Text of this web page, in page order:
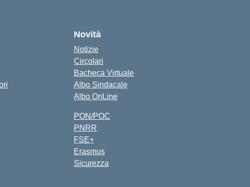
Novità
Notizie
Circolari
Bacheca Virtuale
Albo Sindacale
Albo OnLine
PON/POC
PNRR
FSE+
Erasmus
Sicurezza